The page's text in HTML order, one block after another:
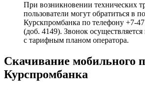
При возникновении технических
пользователи могут обратиться в
Курскпромбанка по телефону +7-
(доб. 4149). Звонок осуществляется
с тарифным планом оператора.
Скачивание мобильного
Курспромбанка